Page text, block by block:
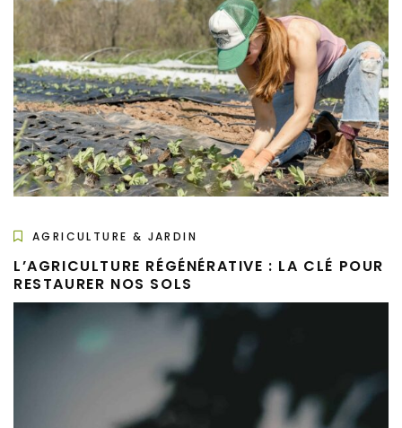
AGRICULTURE & JARDIN
L’AGRICULTURE RÉGÉNÉRATIVE : LA CLÉ POUR
RESTAURER NOS SOLS